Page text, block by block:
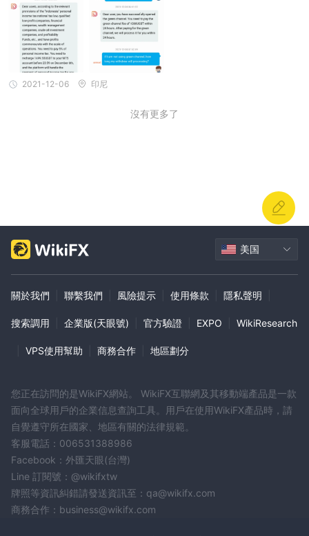
2021-12-06 印尼
沒有更多了
美国
關於我們 聯繫我們 風險提示 使用條款 隱私聲明
搜索調用 企業版(天眼號) 官方驗證 EXPO WikiResearch
VPS使用幫助 商務合作 地區劃分
您正在訪問的是WikiFX網站。 WikiFX互聯網及其移動端產品是一款
面向全球用戶的企業信息查詢工具。用戶在使用WikiFX產品時，請
自覺遵守所在國家、地區有關的法律規範。
客服電話：006531388986
Facebook：外匯天眼(台灣)
Line 訂閱號：@wikifxtw
牌照等資訊糾錯請發送資訊至：qa@wikifx.com
商務合作：business@wikifx.com